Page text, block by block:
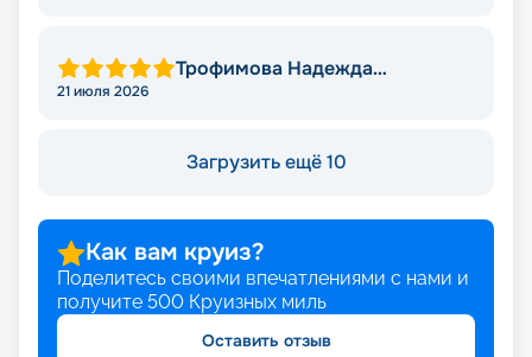
Трофимова Надежда
21 июля 2026
Загрузить ещё 10
Как вам круиз?
Поделитесь своими впечатлениями с нами и
получите 500 Круизных миль
Оставить отзыв